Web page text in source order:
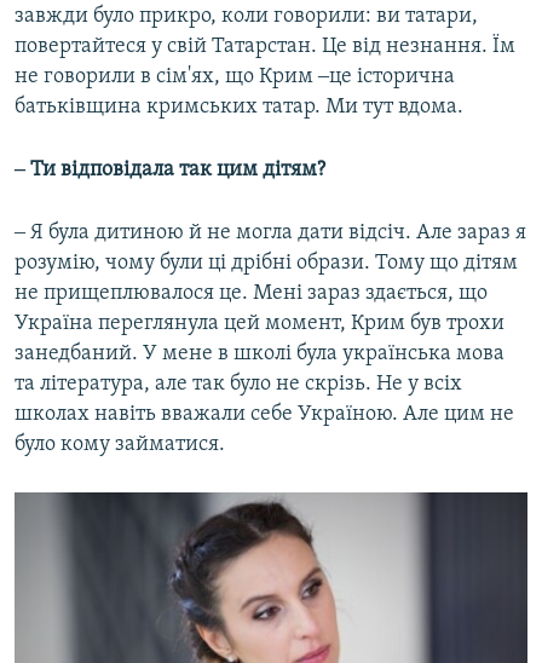
завжди було прикро, коли говорили: ви татари,
повертайтеся у свій Татарстан. Це від незнання. Їм
не говорили в сім'ях, що Крим ‒це історична
батьківщина кримських татар. Ми тут вдома.
‒ Ти відповідала так цим дітям?
‒ Я була дитиною й не могла дати відсіч. Але зараз я
розумію, чому були ці дрібні образи. Тому що дітям
не прищеплювалося це. Мені зараз здається, що
Україна переглянула цей момент, Крим був трохи
занедбаний. У мене в школі була українська мова
та література, але так було не скрізь. Не у всіх
школах навіть вважали себе Україною. Але цим не
було кому займатися.